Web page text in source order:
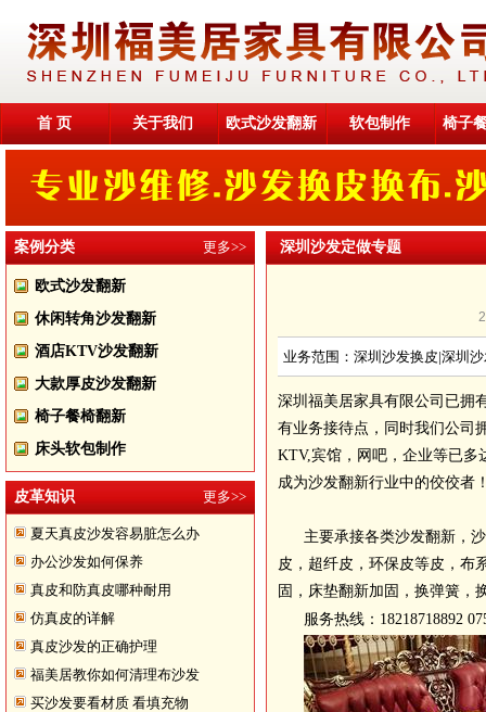
首 页 关于我们 欧式沙发翻新 软包制作 椅子
案例分类 更多>>
欧式沙发翻新
休闲转角沙发翻新
酒店KTV沙发翻新
大款厚皮沙发翻新
椅子餐椅翻新
床头软包制作
皮革知识 更多>>
夏天真皮沙发容易脏怎么办
办公沙发如何保养
真皮和防真皮哪种耐用
仿真皮的详解
真皮沙发的正确护理
福美居教你如何清理布沙发
买沙发要看材质 看填充物
深圳沙发定做专题
业务范围：深圳沙发换皮|深圳
深圳福美居家具有限公司已拥
有业务接待点，同时我们公司
KTV,宾馆，网吧，企业等已多
成为沙发翻新行业中的佼佼者
主要承接各类沙发翻新，
皮，超纤皮，环保皮等皮，布
固，床垫翻新加固，换弹簧，
服务热线：18218718892